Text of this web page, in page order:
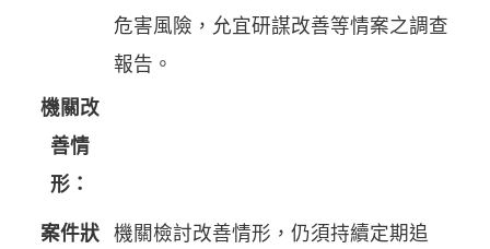
危害風險，允宜研謀改善等情案之調查
報告。
機關改
善情
形：
案件狀
機關檢討改善情形，仍須持續定期追